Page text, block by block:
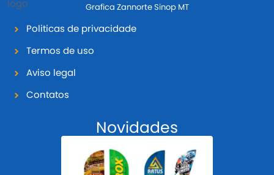
Grafica Zannorte Sinop MT
Politicas de privacidade
Termos de uso
Aviso legal
Contatos
Novidades